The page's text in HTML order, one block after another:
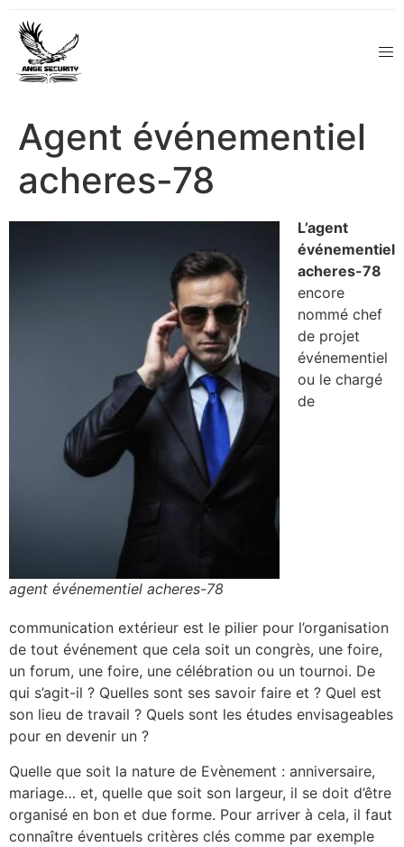
Agent événementiel
acheres-78
agent événementiel acheres-78
L’agent
événementiel
acheres-78
encore
nommé chef
de projet
événementiel
ou le chargé
de
communication extérieur est le pilier pour l’organisation
de tout événement que cela soit un congrès, une foire,
un forum, une foire, une célébration ou un tournoi. De
qui s’agit-il ? Quelles sont ses savoir faire et ? Quel est
son lieu de travail ? Quels sont les études envisageables
pour en devenir un ?
Quelle que soit la nature de Evènement : anniversaire,
mariage… et, quelle que soit son largeur, il se doit d’être
organisé en bon et due forme. Pour arriver à cela, il faut
connaître éventuels critères clés comme par exemple